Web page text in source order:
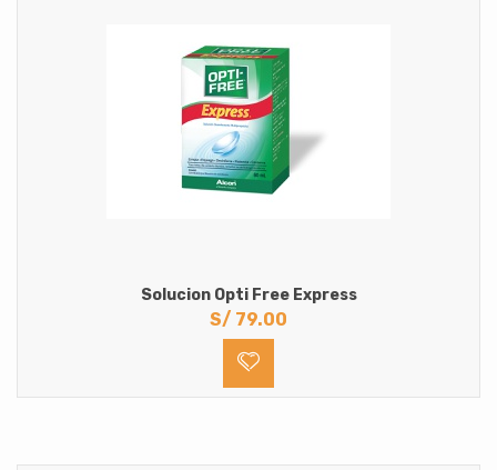
Solucion Opti Free Express
S/ 79.00